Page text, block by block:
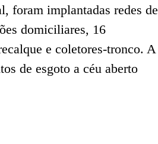
foram implantadas redes de
domiciliares, 16
e coletores-tronco. A
de esgoto a céu aberto